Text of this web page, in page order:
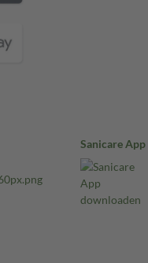
Sanicare App